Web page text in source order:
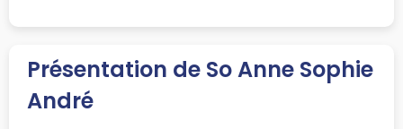
Présentation de So Anne Sophie
André